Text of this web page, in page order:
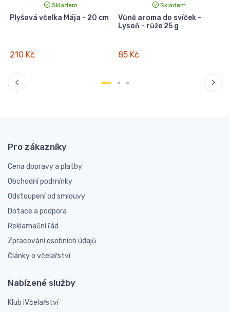
Skladem
Plyšová včelka Mája - 20 cm
210 Kč
Skladem
Vůně aroma do svíček -
Lysoň - růže 25 g
85 Kč
Pro zákazníky
Cena dopravy a platby
Obchodní podmínky
Odstoupení od smlouvy
Dotace a podpora
Reklamační řád
Zpracování osobních údajů
Články o včelařství
Nabízené služby
Klub iVčelařství